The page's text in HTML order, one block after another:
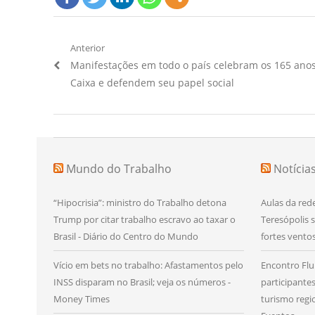
Navegação
de
Anterior
Artigo
Anterior:
Manifestações em todo o país celebram os 165
Caixa e defendem seu papel social
Mundo do Trabalho
“Hipocrisia”: ministro do Trabalho detona
Trump por citar trabalho escravo ao taxar o
Brasil - Diário do Centro do Mundo
Vício em bets no trabalho: Afastamentos pelo
INSS disparam no Brasil; veja os números -
Money Times
Aulas da
Teresópolis
fortes
Encontro
turismo